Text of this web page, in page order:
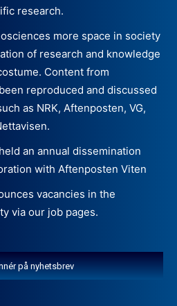
research.
more space in society
of research and knowledge
Content from
reproduced and discussed
as NRK, Aftenposten, VG,
an annual dissemination
with Aftenposten Viten
vacancies in the
via our job pages.
på nyhetsbrev